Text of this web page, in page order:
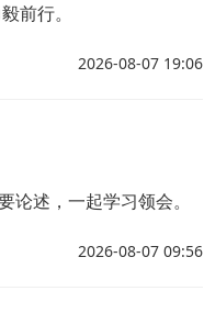
前行。
2026-08-07 19:06
述，一起学习领会。
2026-08-07 09:56